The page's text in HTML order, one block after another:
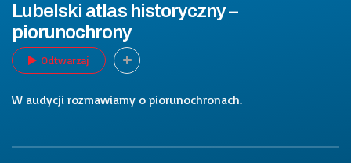
Lubelski atlas historyczny –
piorunochrony
Odtwarzaj
W audycji rozmawiamy o piorunochronach.